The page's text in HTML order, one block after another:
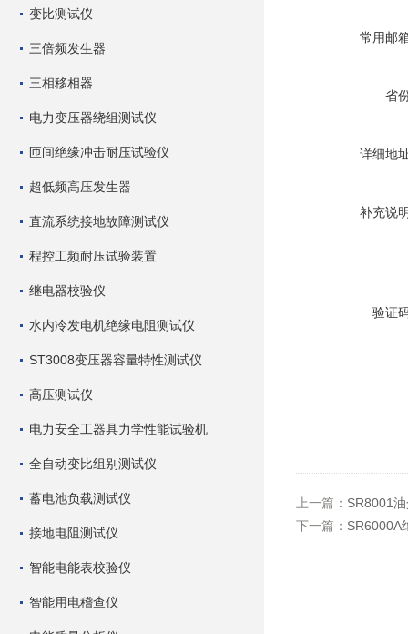
变比测试仪
三倍频发生器
三相移相器
电力变压器绕组测试仪
匝间绝缘冲击耐压试验仪
超低频高压发生器
直流系统接地故障测试仪
程控工频耐压试验装置
继电器校验仪
水内冷发电机绝缘电阻测试仪
ST3008变压器容量特性测试仪
高压测试仪
电力安全工器具力学性能试验机
全自动变比组别测试仪
蓄电池负载测试仪
接地电阻测试仪
智能电能表校验仪
智能用电稽查仪
常用邮
省
详细地
补充说
验证
上一篇： SR8001
下一篇： SR6000A